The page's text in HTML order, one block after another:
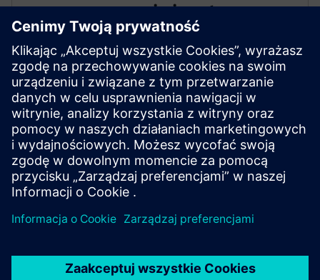
oprogramowanie i systemy
awaryjne
PTI prowadzi badania koordynacji izolacji, rozmiaru
ograniczników przepięciowych i ochrony przed
przepięciami. Eksperci oceniają zagrożenia SSR, SSTI i
SSCI i zalecają środki łagodzące w celu ochrony sprzętu
i poprawy niezawodności sieci.